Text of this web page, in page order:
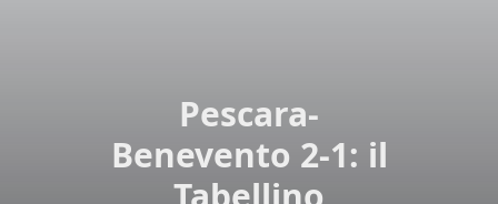
Pescara-
Benevento 2-1: il